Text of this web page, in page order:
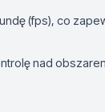
(fps), co
nad